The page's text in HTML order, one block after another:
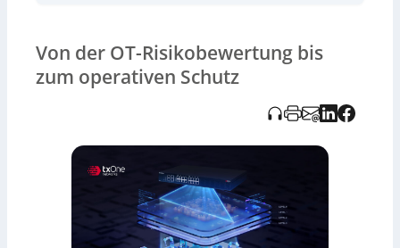
priorisierte Risikobewertung nach der TXOne-VSA-
Methodik (inklusive Ausnutzbarkeit und betrieblichem
Kontext).Zenin One dient als zentrale Governance-
Plattform, die diese Ergebnisse in strukturierte
Compliance-Reporting mit TXOne-Sicherheitslösungen
(u. a. Edge, Stellar, Element) verknüpft; KI-Analysen und
automatisierte Workflows unterstützen die Priorisierung
und reduzieren Koordinationsaufwand. Hinweis: Die
Audioaufnahme wurde KI-generiert und vom Tedo
Verlag bereitgestellt.
Von der OT-Risikobewertung bis
zum operativen Schutz